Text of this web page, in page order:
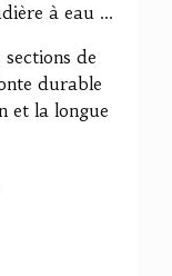
à eau ...
de
durable
et la longue